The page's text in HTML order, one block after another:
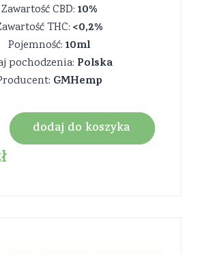
Zawartość CBD: 10%
THC: <0,2%
Pojemność: 10ml
pochodzenia: Polska
GMHemp
dodaj do koszyka